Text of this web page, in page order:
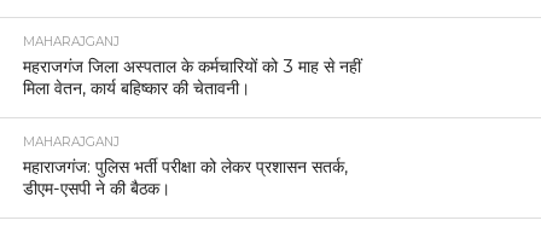
MAHARAJGANJ
महराजगंज जिला अस्पताल के कर्मचारियों को 3 माह से नहीं
मिला वेतन, कार्य बहिष्कार की चेतावनी।
MAHARAJGANJ
महाराजगंज: पुलिस भर्ती परीक्षा को लेकर प्रशासन सतर्क,
डीएम-एसपी ने की बैठक।